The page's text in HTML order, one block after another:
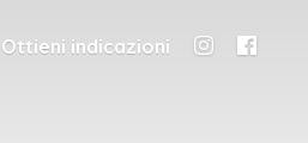
Ottieni indicazioni